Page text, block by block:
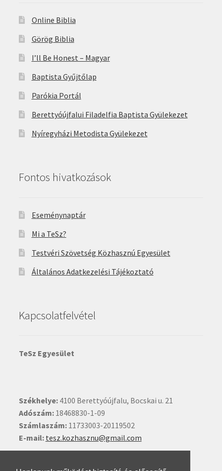
Online Biblia
Görög Biblia
I’ll Be Honest – Magyar
Baptista Gyűjtőlap
Parókia Portál
Berettyóújfalui Filadelfia Baptista Gyülekezet
Nyíregyházi Metodista Gyülekezet
Fontos hivatkozások
Eseménynaptár
Mi a TeSz?
Testvéri Szövetség Közhasznú Egyesület
Általános Adatkezelési Tájékoztató
Kapcsolatfelvétel
TeSz Egyesület
Székhelye:4100 Berettyóújfalu, Bocskai u. 21
Adószám:18468830-1-09
Számlaszám:11733003-20119502
E-mail: tesz.kozhasznu@gmail.com